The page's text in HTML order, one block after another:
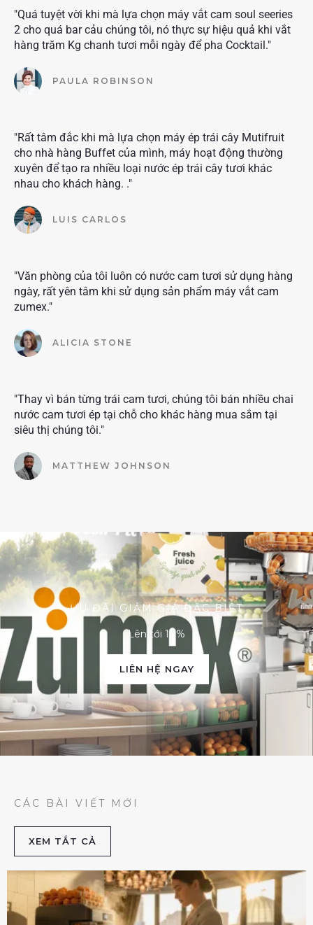
"Quá tuyệt vời khi mà lựa chọn máy vắt cam soul seeries
2 cho quá bar cảu chúng tôi, nó thực sự hiệu quả khi vắt
hàng trăm Kg chanh tươi mỗi ngày để pha Cocktail."
PAULA ROBINSON
"Rất tâm đắc khi mà lựa chọn máy ép trái cây Mutifruit
cho nhà hàng Buffet của mình, máy hoạt động thường
xuyên để tạo ra nhiều loại nước ép trái cây tươi khác
nhau cho khách hàng. ."
LUIS CARLOS
"Văn phòng của tôi luôn có nước cam tươi sử dụng hàng
ngày, rất yên tâm khi sử dụng sản phẩm máy vắt cam
zumex."
ALICIA STONE
"Thay vì bán từng trái cam tươi, chúng tôi bán nhiều chai
nước cam tươi ép tại chỗ cho khác hàng mua sắm tại
siêu thị chúng tôi."
MATTHEW JOHNSON
ƯU ĐÃI GIẢM GIÁ ĐẶC BIỆT
Lên tới 10%
LIÊN HỆ NGAY
CÁC BÀI VIẾT MỚI
XEM TẮT CẢ